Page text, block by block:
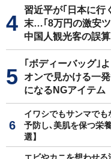
習近平が｢日本に行
末…｢8万円の激安
中国人観光客の誤算
｢ボディーバッグ｣
オンで見かける一
になるNGアイテム
イワシでもサンマで
予防し､美肌を保つ栄
選】
エビやカニを想わせ